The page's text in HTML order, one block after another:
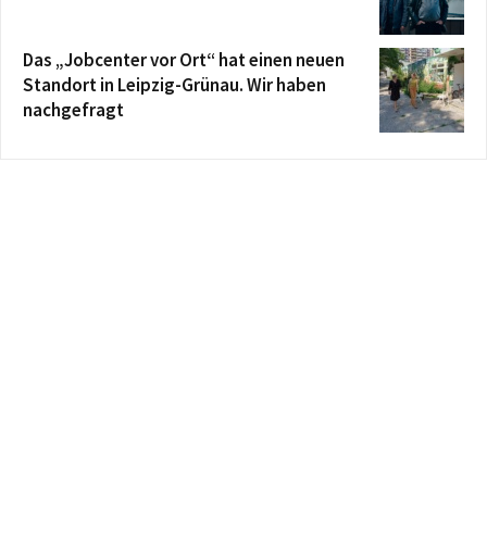
Das „Jobcenter vor Ort“ hat einen neuen
Standort in Leipzig-Grünau. Wir haben
nachgefragt